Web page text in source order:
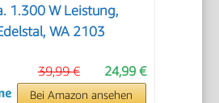
1.300 W Leistung,
WA 2103
24,99 €
39,99 €
Bei Amazon ansehen